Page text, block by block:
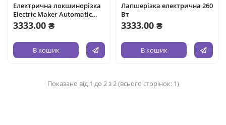
Електрична локшинорізка
Electric Maker Automatic
Noodle Machine
3333.00 ₴
В кошик
Лапшерізка електрична 260
Вт
3333.00 ₴
В кошик
Показано від 1 до 2 з 2 (всього сторінок: 1)